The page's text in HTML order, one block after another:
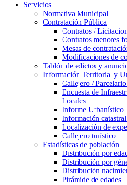
Servicios
Normativa Municipal
Contratación Pública
Contratos /
Contratos menores
Mesas de
Modificaciones de
Tablón de edictos y
Información Territorial y
Callejero /
Encuesta de
Locales
Informe Urbanístico
Información
Localización de
Callejero turístico
Estadísticas de población
Distribución por
Distribución por
Distribución
Pirámide de edades